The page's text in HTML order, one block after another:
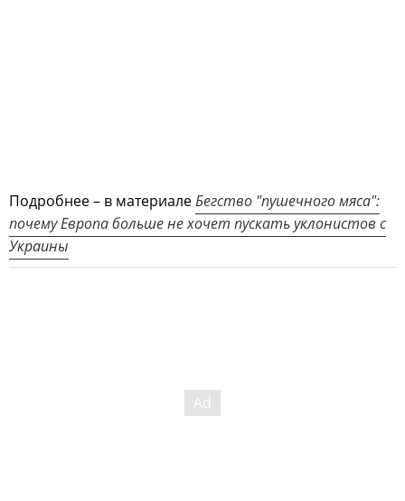
Подробнее – в материалеБегство "пушечного мяса":
почему Европа больше не хочет пускать уклонистов с
Украины